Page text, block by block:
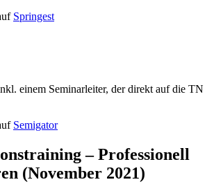
Springest
einem Seminarleiter, der direkt auf die TN
Semigator
– Professionell
(November 2021)